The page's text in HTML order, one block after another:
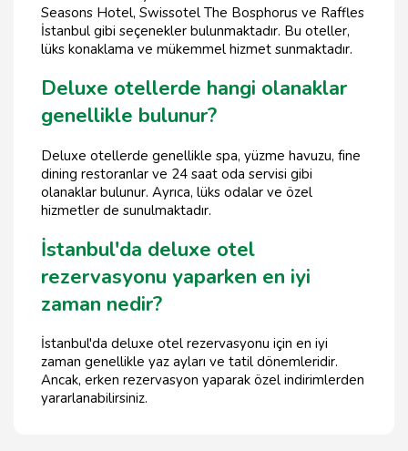
Seasons Hotel, Swissotel The Bosphorus ve Raffles
İstanbul gibi seçenekler bulunmaktadır. Bu oteller,
lüks konaklama ve mükemmel hizmet sunmaktadır.
Deluxe otellerde hangi olanaklar
genellikle bulunur?
Deluxe otellerde genellikle spa, yüzme havuzu, fine
dining restoranlar ve 24 saat oda servisi gibi
olanaklar bulunur. Ayrıca, lüks odalar ve özel
hizmetler de sunulmaktadır.
İstanbul'da deluxe otel
rezervasyonu yaparken en iyi
zaman nedir?
İstanbul'da deluxe otel rezervasyonu için en iyi
zaman genellikle yaz ayları ve tatil dönemleridir.
Ancak, erken rezervasyon yaparak özel indirimlerden
yararlanabilirsiniz.